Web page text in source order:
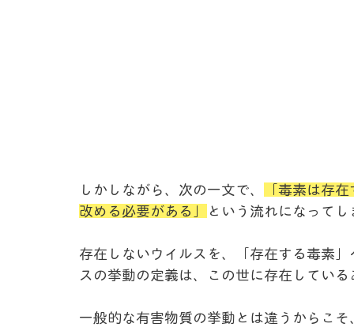
しかしながら、次の一文で、
毒素は存在
改める必要がある」
という流れになって
存在しないウイルスを、「存在する毒素
スの挙動の定義は、この世に存在してい
一般的な有害物質の挙動とは違うからこ